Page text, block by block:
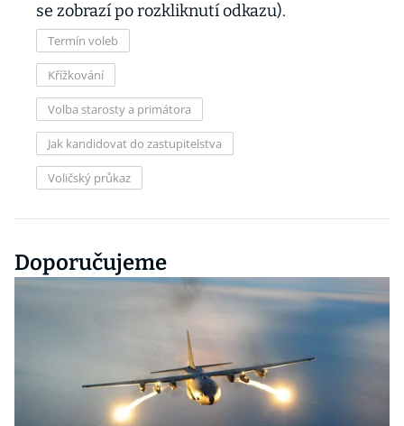
se zobrazí po rozkliknutí odkazu).
Termín voleb
Křížkování
Volba starosty a primátora
Jak kandidovat do zastupitelstva
Voličský průkaz
Doporučujeme